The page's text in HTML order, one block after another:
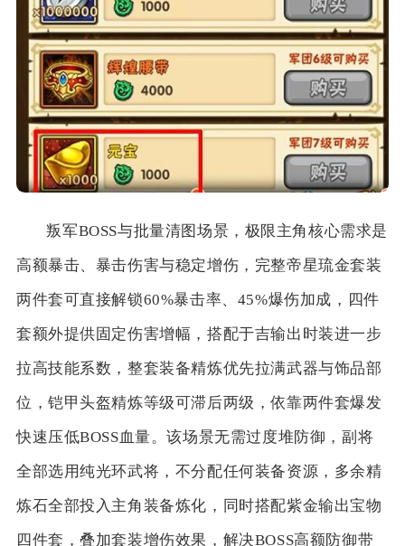
叛军BOSS与批量清图场景，极限主角核心需求是
高额暴击、暴击伤害与稳定增伤，完整帝星琉金套装
两件套可直接解锁60%暴击率、45%爆伤加成，四件
套额外提供固定伤害增幅，搭配于吉输出时装进一步
拉高技能系数，整套装备精炼优先拉满武器与饰品部
位，铠甲头盔精炼等级可滞后两级，依靠两件套爆发
快速压低BOSS血量。该场景无需过度堆防御，副将
全部选用纯光环武将，不分配任何装备资源，多余精
炼石全部投入主角装备炼化，同时搭配紫金输出宝物
四件套，叠加套装增伤效果，解决BOSS高额防御带